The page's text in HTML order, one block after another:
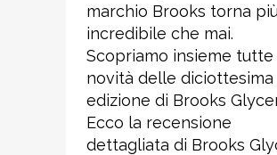
marchio Brooks torna
incredibile che mai.
Scopriamo insieme tutte
novità delle diciottesima
edizione di Brooks
Ecco la recensione
dettagliata di Brooks